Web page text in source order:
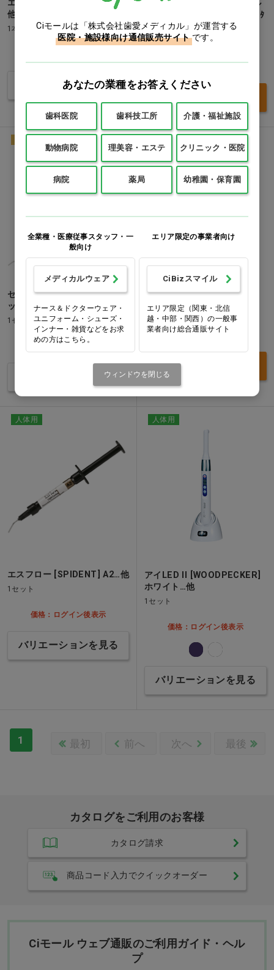
エスコム250 [SPIDENT] A3…
他
1本(4g)
バリエーションを見る
スコッチボンド ユニバーサル
プラス アドﾋｰｼブ ユニドースﾀ
ｲプ [3M]
1箱(50本)
セラカルLC [モリムラ] 4本パ
ック…他
1セット
バリエーションを見る
プラ ミキシングトレー
1パック(200枚)
価格：ログイン後表示
買い物カゴ
人体用
エスフロー [SPIDENT] A2…他
1セット
価格：ログイン後表示
バリエーションを見る
人体用
アイLED II [WOODPECKER]
ホワイト…他
1セット
価格：ログイン後表示
バリエーションを見る
1 最初 前へ 次へ 最後
カタログをご利用のお客様
カタログ請求
商品コード入力でクイックオーダー
Ciモール ウェブ通販のご利用ガイド・ヘル
プ
Ciモールは「株式会社歯愛メディカル」が運営する
医院・施設様向け通信販売サイト です。
あなたの業種をお答えください
歯科医院 歯科技工所 介護・福祉施設
動物病院 理美容・エステ クリニック・医院
病院 薬局 幼稚園・保育園
全業種・医療従事スタッフ・一
般向け
メディカルウェア
ナース＆ドクターウェア・
ユニフォーム・シューズ・
インナー・雑貨などをお求
めの方はこちら。
エリア限定の事業者向け
CiBizスマイル
エリア限定（関東・北信
越・中部・関西）の一般事
業者向け総合通販サイト
ウィンドウを閉じる